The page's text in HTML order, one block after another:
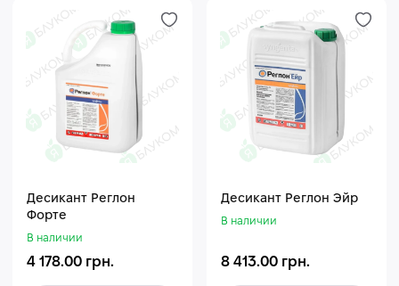
Десикант Реглон
Форте
В наличии
4 178.00 грн.
Десикант Реглон Эйр
В наличии
8 413.00 грн.